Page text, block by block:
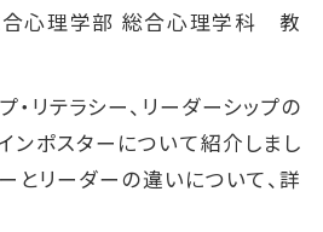
合心理学部 総合心理学科 教
・リテラシー、リーダーシップの
ンポスターについて紹介しまし
とリーダーの違いについて、詳